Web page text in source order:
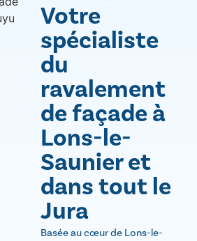
Votre
spécialiste
du
ravalement
de façade à
Lons-le-
Saunier et
dans tout le
Jura
Basée au cœur de Lons-le-